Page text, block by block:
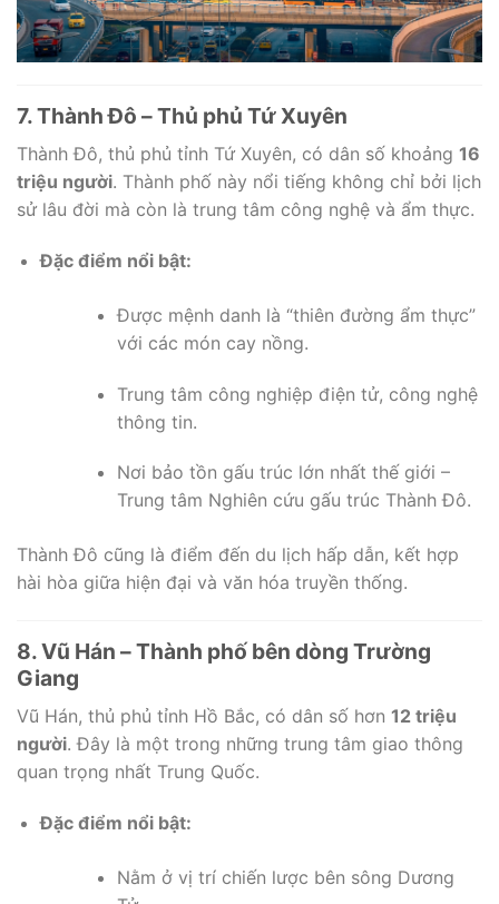
7. Thành Đô – Thủ phủ Tứ Xuyên
Thành Đô, thủ phủ tỉnh Tứ Xuyên, có dân số khoảng 16
triệu người. Thành phố này nổi tiếng không chỉ bởi lịch
sử lâu đời mà còn là trung tâm công nghệ và ẩm thực.
Đặc điểm nổi bật:
Được mệnh danh là “thiên đường ẩm thực”
với các món cay nồng.
Trung tâm công nghiệp điện tử, công nghệ
thông tin.
Nơi bảo tồn gấu trúc lớn nhất thế giới –
Trung tâm Nghiên cứu gấu trúc Thành Đô.
Thành Đô cũng là điểm đến du lịch hấp dẫn, kết hợp
hài hòa giữa hiện đại và văn hóa truyền thống.
8. Vũ Hán – Thành phố bên dòng Trường
Giang
Vũ Hán, thủ phủ tỉnh Hồ Bắc, có dân số hơn 12 triệu
người. Đây là một trong những trung tâm giao thông
quan trọng nhất Trung Quốc.
Đặc điểm nổi bật:
Nằm ở vị trí chiến lược bên sông Dương